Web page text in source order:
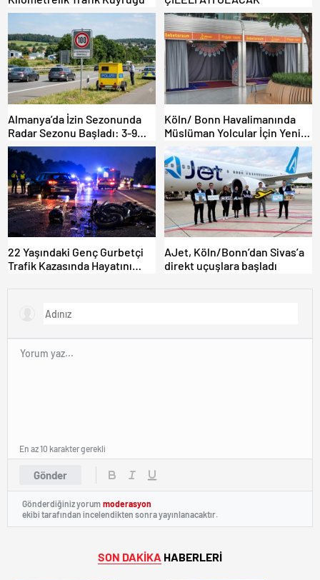
Almanya’da İzin Sezonunda
Radar Sezonu Başladı: 3-9
Ağustos’ta Radar Hız
Denetimi Yapılacak!
Köln/ Bonn Havalimanında
Müslüman Yolcular İçin Yeni
İbadet Alanları Açıldı
22 Yaşındaki Genç Gurbetçi
Trafik Kazasında Hayatını
AJet, Köln/Bonn’dan Sivas’a
direkt uçuşlara başladı
Gönder
En az 10 karakter gerekli
Gönderdiğiniz yorum moderasyon
ekibi tarafından incelendikten sonra yayınlanacaktır.
SON DAKİKA HABERLERİ